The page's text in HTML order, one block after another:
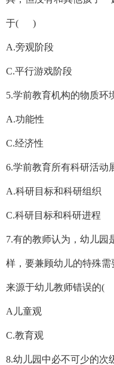
于( )
A.旁观阶段 B.
C.平行游戏阶段
5.学前教育机构的物质
A.功能性 B.
C.经济性 D.
6.学前教育所有科研活
A.科研目标和科研
C.科研目标和科研
7.有的教师认为，幼儿园
样，要兼顾幼儿的特殊
来源于幼儿教师错误的
A儿童观 B.
C.教育观 D.
8.幼儿园中必不可少的